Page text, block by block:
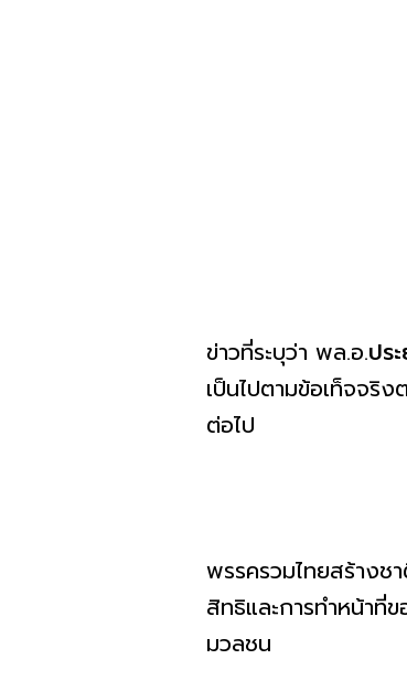
ข่าวที่ระบุว่า พล.อ.ปร
เป็นไปตามข้อเท็จจริ
ต่อไป
พรรครวมไทยสร้างช
สิทธิและการทำหน้าที่
มวลชน